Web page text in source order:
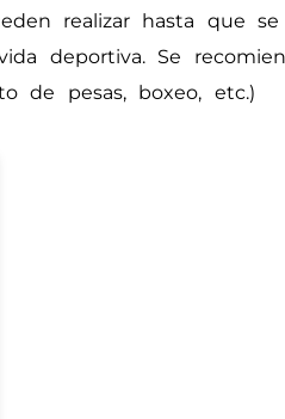
realizar hasta que
deportiva. Se
de pesas, boxeo, etc.)